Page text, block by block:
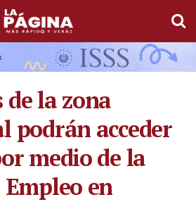
la zona
podrán acceder
medio de la
en